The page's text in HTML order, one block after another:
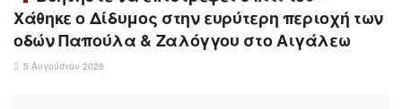
Χάθηκε ο Δίδυμος στην ευρύτερη περιοχή των
οδών Παπούλα & Ζαλόγγου στο Αιγάλεω
5 Αυγούστου 2026